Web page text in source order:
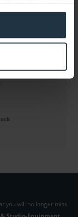
Ace
und ACE
you will no longer miss